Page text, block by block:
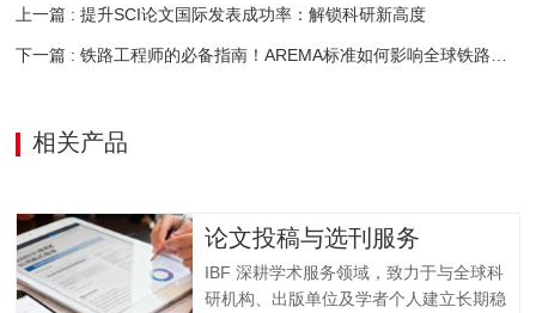
上一篇 : 提升SCI论文国际发表成功率：解锁科研新高度
相关产品
论文投稿与选刊服务
IBF 深耕学术服务领域，致力于与全球科
研机构、出版单位及学者个人建立长期稳